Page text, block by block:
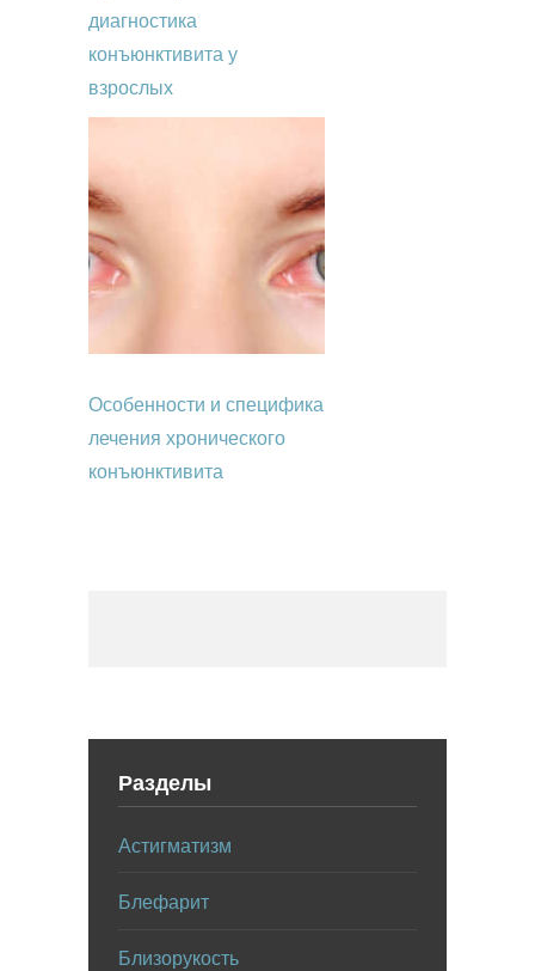
диагностика
конъюнктивита у
взрослых
Особенности и специфика
лечения хронического
конъюнктивита
Разделы
Астигматизм
Блефарит
Близорукость